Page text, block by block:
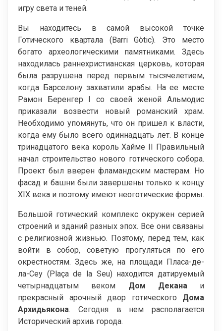
игру света и теней.
Вы находитесь в самой высокой точке
Готического квартала (Barri Gòtic). Это место
богато археологическими памятниками. Здесь
находилась раннехристианская церковь, которая
была разрушена перед первым тысячелетием,
когда Барселону захватили арабы. На ее месте
Рамон Беренгер I со своей женой Альмодис
приказали возвести новый романский храм.
Необходимо упомянуть, что он пришел к власти,
когда ему было всего одиннадцать лет. В конце
тринадцатого века король Хайме II Правильный
начал строительство нового готического собора.
Проект был вверен фламандским мастерам. Но
фасад и башни были завершены только к концу
XIX века и поэтому имеют неоготические формы.
Большой готический комплекс окружен серией
строений и зданий разных эпох. Все они связаны
с религиозной жизнью. Поэтому, перед тем, как
войти в собор, советую прогуляться по его
окрестностям. Здесь же, на площади Пласа-де-
ла-Сеу (Plaça de la Seu) находится датируемый
четырнадцатым веком Дом Деканаи
прекрасный арочный двор готического Дома
Архидьякона. Сегодня в нем располагается
Исторический архив города.